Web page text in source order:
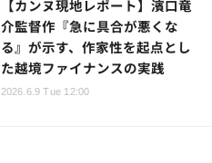
【カンヌ現地レポート】濱口竜
介監督作『急に具合が悪くな
る』が示す、作家性を起点とし
た越境ファイナンスの実践
2026.6.9 Tue 12:00